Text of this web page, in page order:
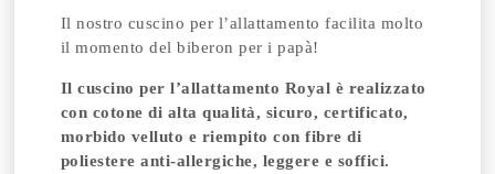
Il nostro cuscino per l’allattamento facilita molto
il momento del biberon per i papà!
Il cuscino per l’allattamento Royal è realizzato
con cotone di alta qualità, sicuro, certificato,
morbido velluto e riempito con fibre di
poliestere anti-allergiche, leggere e soffici.